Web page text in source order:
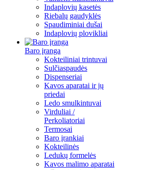
Indaplovių kasetės
Riebalų gaudyklės
Spaudiminiai dušai
Indaplovių plovikliai
Baro įranga
Kokteiliniai trintuvai
Sulčiaspaudės
Dispenseriai
Kavos aparatai ir jų
priedai
Ledo smulkintuvai
Virduliai /
Perkoliatoriai
Termosai
Baro įrankiai
Kokteilinės
Ledukų formelės
Kavos malimo aparatai